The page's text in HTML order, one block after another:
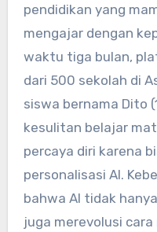
pendidikan yang
mengajar dengan
waktu tiga bulan,
dari 500 sekolah di
siswa bernama Dito
kesulitan belajar
percaya diri karena
personalisasi AI.
bahwa AI tidak
juga merevolusi